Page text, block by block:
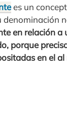
es un
denominación
en relación
porque
en el